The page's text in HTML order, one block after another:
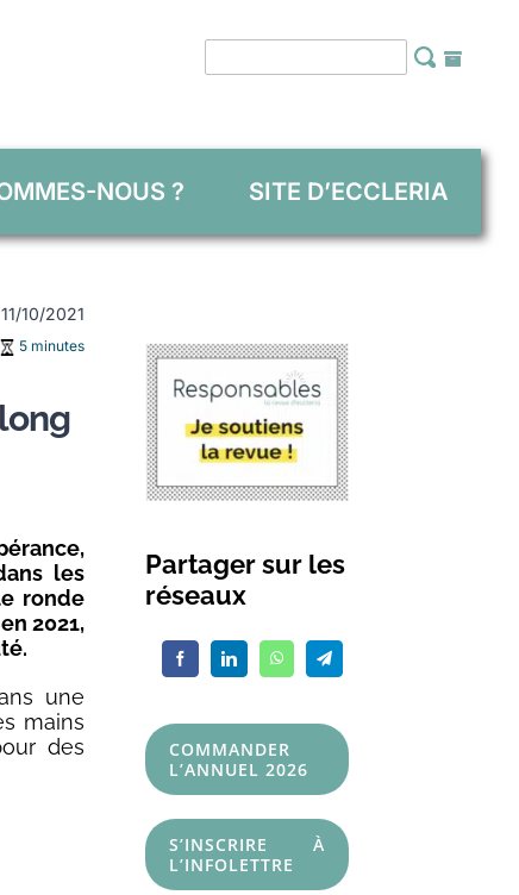
NOUS ? SITE D’ECCLERIA
10/2021
5 minutes
les
ronde
2021,
une
mains
des
Partager sur les
réseaux
COMMANDER
L’ANNUEL 2026
S’INSCRIRE À
L’INFOLETTRE